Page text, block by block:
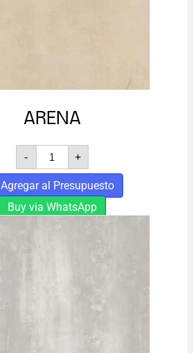
ARENA
-
ARENA
cantidad
+
Agregar al Presupuesto
Buy via WhatsApp